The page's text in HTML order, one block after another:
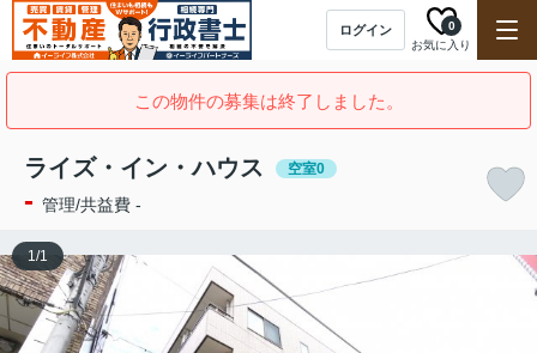
ログイン
お気に入り
0
この物件の募集は終了しました。
ライズ・イン・ハウス 空室0
- 管理/共益費 -
1/1